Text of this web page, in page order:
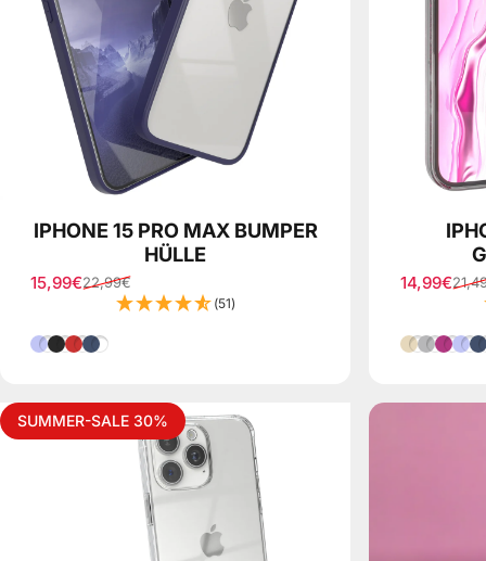
IPHONE 15 PRO MAX BUMPER
HÜLLE
Verkaufspreis
15,99€
Normaler Preis
22,99€
(51)
LilaSchwarz
RotBlau
14,99€
Normaler
GoldSilber
Pink
SUMMER-SALE 30%